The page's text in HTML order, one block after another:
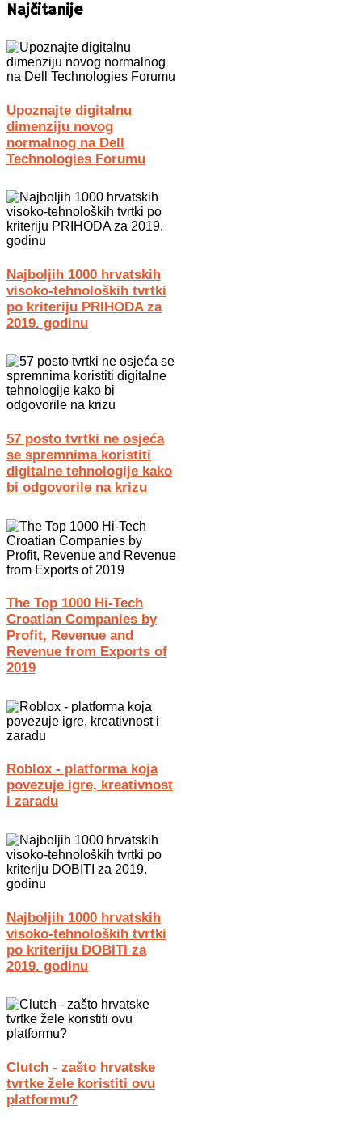
Najčitanije
Upoznajte digitalnu
dimenziju novog
normalnog na Dell
Technologies Forumu
Najboljih 1000 hrvatskih
visoko-tehnoloških tvrtki
po kriteriju PRIHODA za
2019. godinu
57 posto tvrtki ne osjeća
se spremnima koristiti
digitalne tehnologije kako
bi odgovorile na krizu
The Top 1000 Hi-Tech
Croatian Companies by
Profit, Revenue and
Revenue from Exports of
2019
Roblox - platforma koja
povezuje igre, kreativnost
i zaradu
Najboljih 1000 hrvatskih
visoko-tehnoloških tvrtki
po kriteriju DOBITI za
2019. godinu
Clutch - zašto hrvatske
tvrtke žele koristiti ovu
platformu?